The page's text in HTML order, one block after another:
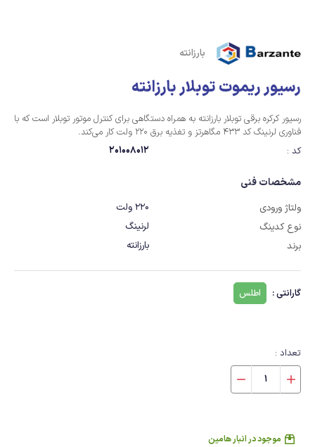
بارزانته
رسیور ریموت توبلار بارزانته
رسیور کرکره برقی توبلار بارزانته به همراه دستگاهی برای کنترل موتور توبلار است که با
فناوری لرنینگ کد 433 مگاهرتز و تغذیه برق 220 ولت کار می‌کند.
کد :
201008012
مشخصات فنی
ولتاژ ورودی
220 ولت
نوع کدینگ
لرنینگ
برند
بارزانته
گارانتی : اطلس
تعداد :
موجود در انبار هامین